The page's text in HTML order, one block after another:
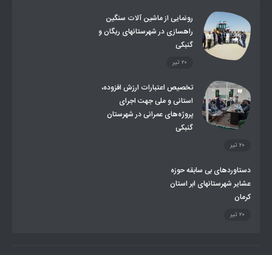
تشکیلات اداری
رونمایی از ماشین آلات سنگین
راهسازی در شهرستانهای ریگان و
گنبکی
۲۰ تیر
تخصیص اعتبارات ارزش افزوده،
استانی و ملی جهت اجرای
پروژه‌های عمرانی در شهرستان
گنبکی
۲۰ تیر
دستاوردهای بی سابقه حوزه
عشایر شهرستانهای ابر استان
کرمان
۲۰ تیر